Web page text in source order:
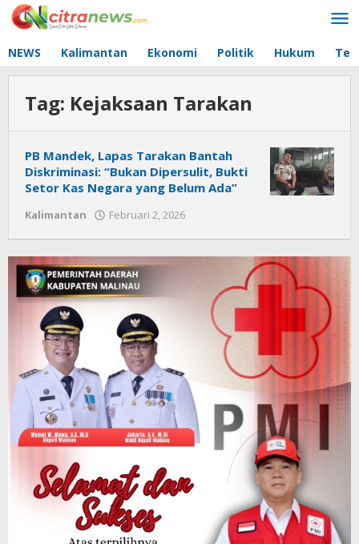
Lewati
ke
NEWS Kalimantan Ekonomi Politik Hukum
Tag: Kejaksaan Tarakan
PB Mandek, Lapas Tarakan Bantah
Diskriminasi: “Bukan Dipersulit, Bukti
Setor Kas Negara yang Belum Ada”
Kalimantan Februari 2, 2026